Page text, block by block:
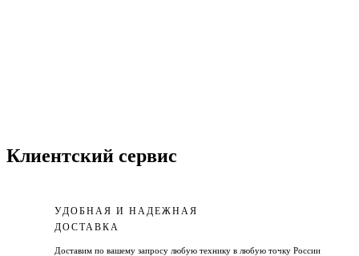
Клиентский сервис
УДОБНАЯ И НАДЕЖНАЯ
ДОСТАВКА
Доставим по вашему запросу любую технику в любую точку России